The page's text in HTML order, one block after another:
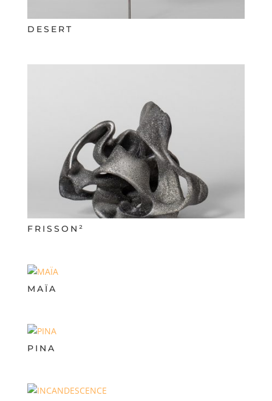
DESERT
FRISSON²
MAÏA
PINA